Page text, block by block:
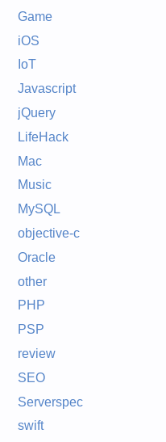
Game
iOS
IoT
Javascript
jQuery
LifeHack
Mac
Music
MySQL
objective-c
Oracle
other
PHP
PSP
review
SEO
Serverspec
swift